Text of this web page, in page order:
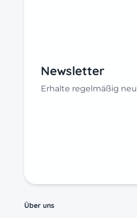
Newsletter
Erhalte regelmäßig
Über uns